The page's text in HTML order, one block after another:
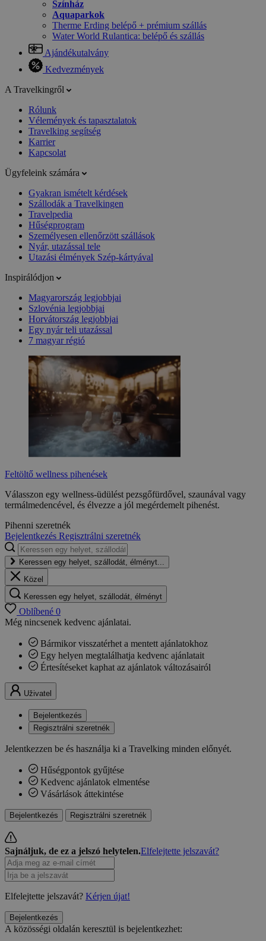
Színház
Aquaparkok
Therme Erding belépő + prémium szállás
Water World Rulantica: belépő és szállás
Ajándékutalvány
Kedvezmények
A Travelkingről
Rólunk
Vélemények és tapasztalatok
Travelking segítség
Karrier
Kapcsolat
Ügyfeleink számára
Gyakran ismételt kérdések
Szállodák a Travelkingen
Travelpedia
Hűségprogram
Személyesen ellenőrzött szállások
Nyár, utazással tele
Utazási élmények Szép-kártyával
Inspirálódjon
Magyarország legjobbjai
Szlovénia legjobbjai
Horvátország legjobbjai
Egy nyár teli utazással
7 magyar régió
Feltöltő wellness pihenések
Válasszon egy wellness-üdülést pezsgőfürdővel, szaunával vagy
termálmedencével, és élvezze a jól megérdemelt pihenést.
Pihenni szeretnék
Bejelentkezés Regisztrálni szeretnék
Keressen egy helyet, szállodát, élményt...
Közel
Keressen egy helyet, szállodát, élményt
Oblíbené 0
Még nincsenek kedvenc ajánlatai.
Bármikor visszatérhet a mentett ajánlatokhoz
Egy helyen megtalálhatja kedvenc ajánlatait
Értesítéseket kaphat az ajánlatok változásairól
Uživatel
Bejelentkezés
Regisztrálni szeretnék
Jelentkezzen be és használja ki a Travelking minden előnyét.
Hűségpontok gyűjtése
Kedvenc ajánlatok elmentése
Vásárlások áttekintése
Bejelentkezés Regisztrálni szeretnék
Sajnáljuk, de ez a jelszó helytelen.Elfelejtette jelszavát?
Elfelejtette jelszavát? Kérjen újat!
Bejelentkezés
A közösségi oldalán keresztül is bejelentkezhet: